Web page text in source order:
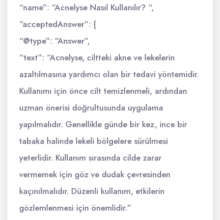
“name”: “Acnelyse Nasıl Kullanılır? “,
“acceptedAnswer”: {
“@type”: “Answer”,
“text”: “Acnelyse, ciltteki akne ve lekelerin
azaltılmasına yardımcı olan bir tedavi yöntemidir.
Kullanımı için önce cilt temizlenmeli, ardından
uzman önerisi doğrultusunda uygulama
yapılmalıdır. Genellikle günde bir kez, ince bir
tabaka halinde lekeli bölgelere sürülmesi
yeterlidir. Kullanım sırasında cilde zarar
vermemek için göz ve dudak çevresinden
kaçınılmalıdır. Düzenli kullanım, etkilerin
gözlemlenmesi için önemlidir.”